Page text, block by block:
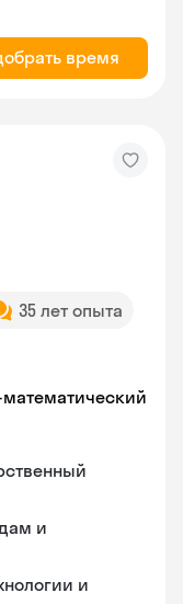
время
35 лет опыта
и
и